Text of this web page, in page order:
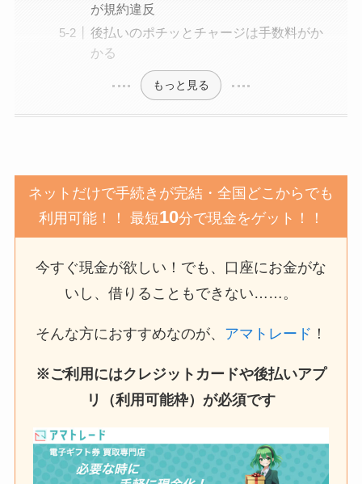
が規約違反
後払いのポチッとチャージは手数料がか
かる
もっと見る
ネットだけで手続きが完結・全国どこからでも
利用可能！！ 最短10分で現金をゲット！！
今すぐ現金が欲しい！でも、口座にお金がな
いし、借りることもできない……。
そんな方におすすめなのが、 アマトレード ！
※ご利用にはクレジットカードや後払いアプ
リ（利用可能枠）が必須です